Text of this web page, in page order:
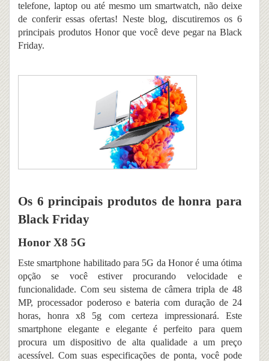
telefone, laptop ou até mesmo um smartwatch, não deixe
de conferir essas ofertas! Neste blog, discutiremos os 6
principais produtos Honor que você deve pegar na Black
Friday.
Os 6 principais produtos de honra para
Black Friday
Honor X8 5G
Este smartphone habilitado para 5G da Honor é uma ótima
opção se você estiver procurando velocidade e
funcionalidade. Com seu sistema de câmera tripla de 48
MP, processador poderoso e bateria com duração de 24
horas,honra x8 5g com certeza impressionará. Este
smartphone elegante e elegante é perfeito para quem
procura um dispositivo de alta qualidade a um preço
acessível. Com suas especificações de ponta, você pode